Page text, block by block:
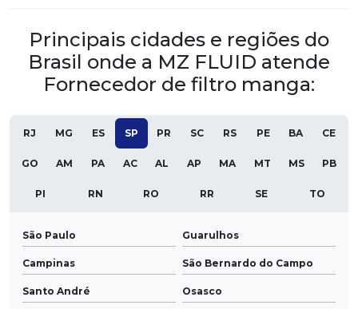
Principais cidades e regiões do
Brasil onde a MZ FLUID atende
Fornecedor de filtro manga:
RJ MG ES SP PR SC RS PE BA CE
GO AM PA AC AL AP MA MT MS PB
PI RN RO RR SE TO
São Paulo Guarulhos
Campinas São Bernardo do Campo
Santo André Osasco